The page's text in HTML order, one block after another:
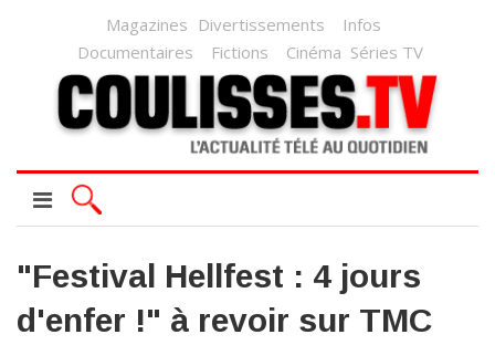
Magazines Divertissements
Infos
Documentaires
Fictions Cinéma Séries TV
"Festival Hellfest : 4 jours
d'enfer !" à revoir sur TMC